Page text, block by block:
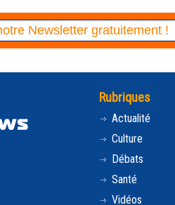
Rubriques
Actualité
Culture
Débats
Santé
Vidéos